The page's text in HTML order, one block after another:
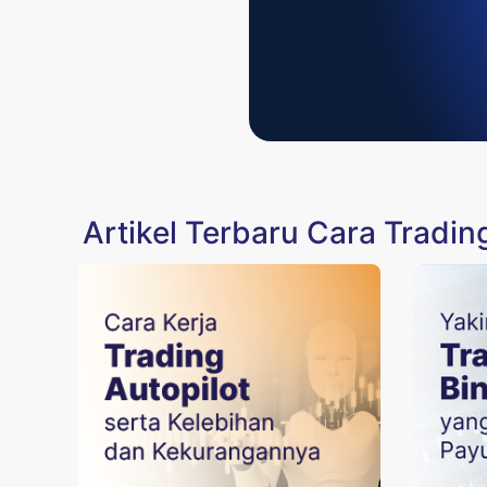
Artikel Terbaru Cara